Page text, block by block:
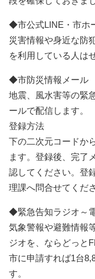
◆市公式LINE・市ホ
災害情報や身近な防
を利用している人は
◆市防災情報メール
地震、風水害等の緊
ールで配信します。
登録方法
下の二次元コードか
ます。登録後、完了
認してください。登
理課へ問合せてくだ
◆緊急告知ラジオ～
気象警報や避難情報
ジオを、ならどっと
市に申請すれば1台
す。